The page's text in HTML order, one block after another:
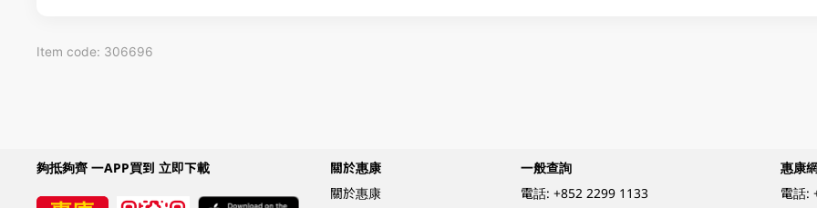
Item code: 306696
夠抵夠齊 一APP買到 立即下載
關於惠康
關於惠康
一般查詢
電話: +852 2299 1133
惠康
電話: